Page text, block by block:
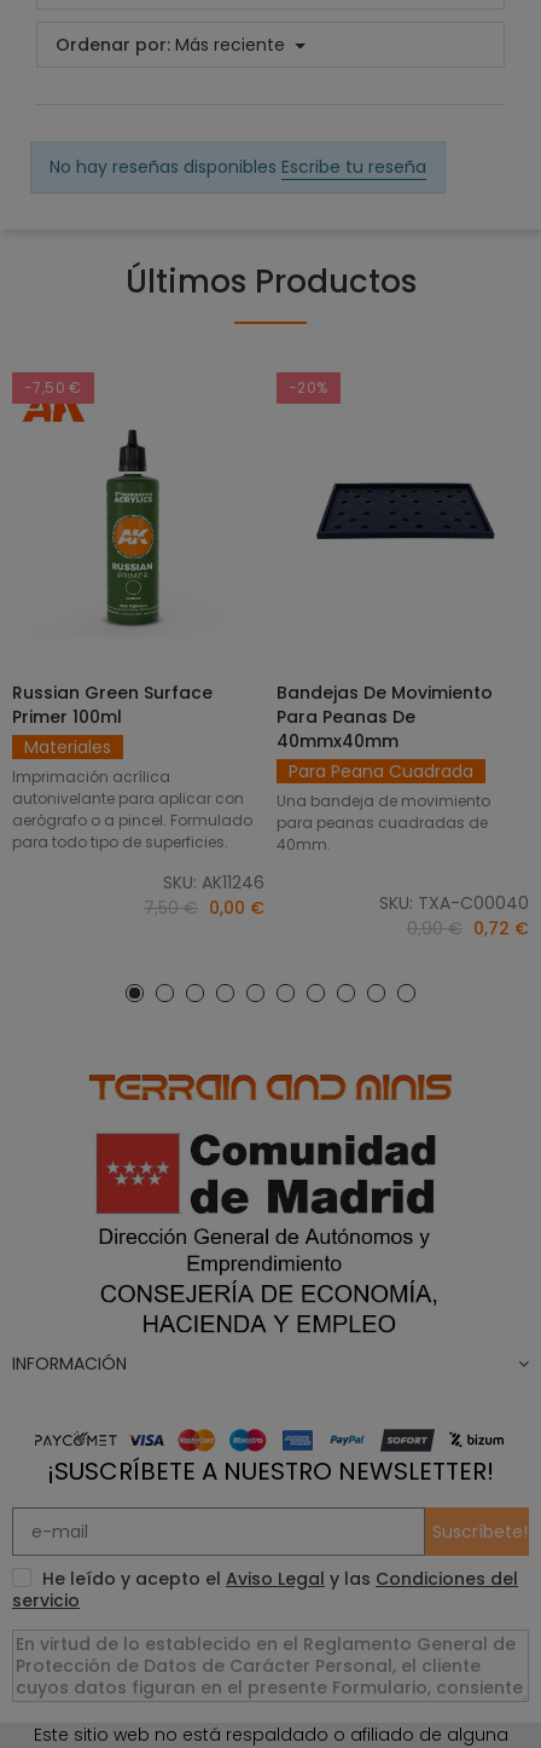
Ordenar por: Más reciente
No hay reseñas disponibles Escribe tu reseña
Últimos Productos
-7,50 €
AÑADIR AL CARRITO
Russian Green Surface
Primer 100ml
Materiales
Imprimación acrílica
autonivelante para aplicar con
aerógrafo o a pincel. Formulado
para todo tipo de superficies.
SKU: AK11246
7,50 € 0,00 €
-20%
SELECCIONAR OPCIONES
Bandejas De Movimiento
Para Peanas De
40mmx40mm
Para Peana Cuadrada
Una bandeja de movimiento
para peanas cuadradas de
40mm.
SKU: TXA-C00040
0,90 € 0,72 €
INFORMACIÓN
¡SUSCRÍBETE A NUESTRO NEWSLETTER!
Suscríbete!
He leído y acepto el Aviso Legal y las Condiciones del
servicio
Este sitio web no está respaldado o afiliado de alguna